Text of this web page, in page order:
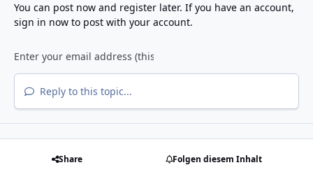
You can post now and register later. If you have an account,
sign in nowto post with your account.
Reply to this topic...
Share Folgen diesem Inhalt